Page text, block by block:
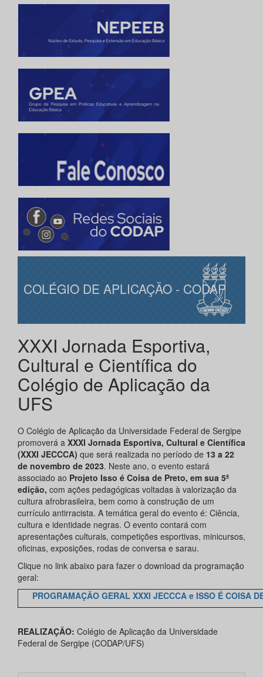
COLÉGIO DE APLICAÇÃO - CODAP
XXXI Jornada Esportiva,
Cultural e Científica do
Colégio de Aplicação da
UFS
O Colégio de Aplicação da Universidade Federal de Sergipe
promoverá a XXXI Jornada Esportiva, Cultural e Científica
(XXXI JECCCA) que será realizada no período de 13 a 22
de novembro de 2023. Neste ano, o evento estará
associado ao Projeto Isso é Coisa de Preto, em sua 5ª
edição, com ações pedagógicas voltadas à valorização da
cultura afrobrasileira, bem como à construção de um
currículo antirracista. A temática geral do evento é: Ciência,
cultura e identidade negras. O evento contará com
apresentações culturais, competições esportivas, minicursos,
oficinas, exposições, rodas de conversa e sarau.
Clique no link abaixo para fazer o download da programação
geral:
PROGRAMAÇÃO GERAL XXXI JECCCA e ISSO É COISA
REALIZAÇÃO: Colégio de Aplicação da Universidade
Federal de Sergipe (CODAP/UFS)